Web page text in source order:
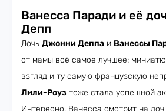
Ванесса Паради и её
Депп
Дочь Джонни Деппа и Ванессы
от мамы всё самое лучшее:
взгляд и ту самую французскую
Лили-Роуз тоже стала успешной
Интересно, Ванесса смотрит на